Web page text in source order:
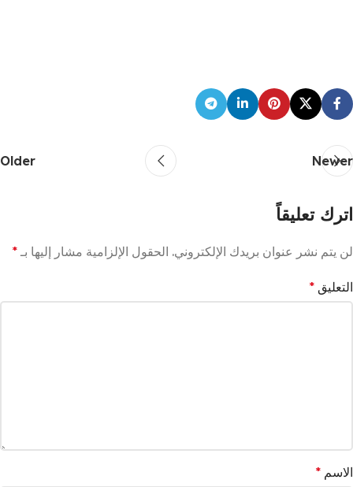
Newer
Older
اترك تعليقاً
لن يتم نشر عنوان بريدك الإلكتروني. الحقول الإلزامية مشار إليها بـ *
التعليق *
الاسم *